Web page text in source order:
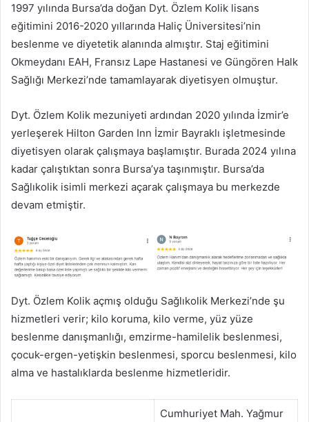
1997 yılında Bursa’da doğan Dyt. Özlem Kolik lisans
eğitimini 2016-2020 yıllarında Haliç Üniversitesi’nin
beslenme ve diyetetik alanında almıştır. Staj eğitimini
Okmeydanı EAH, Fransız Lape Hastanesi ve Güngören Halk
Sağlığı Merkezi’nde tamamlayarak diyetisyen olmuştur.
Dyt. Özlem Kolik mezuniyeti ardından 2020 yılında İzmir’e
yerleşerek Hilton Garden Inn İzmir Bayraklı işletmesinde
diyetisyen olarak çalışmaya başlamıştır. Burada 2024 yılına
kadar çalıştıktan sonra Bursa’ya taşınmıştır. Bursa’da
Sağlıkolik isimli merkezi açarak çalışmaya bu merkezde
devam etmiştir.
Dyt. Özlem Kolik açmış olduğu Sağlıkolik Merkezi’nde şu
hizmetleri verir; kilo koruma, kilo verme, yüz yüze
beslenme danışmanlığı, emzirme-hamilelik beslenmesi,
çocuk-ergen-yetişkin beslenmesi, sporcu beslenmesi, kilo
alma ve hastalıklarda beslenme hizmetleridir.
Cumhuriyet Mah. Yağmur